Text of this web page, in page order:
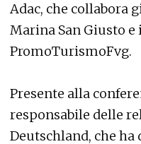
Adac, che collabora
Marina San Giusto
PromoTurismoFvg.
Presente alla
responsabile delle
Deutschland, che